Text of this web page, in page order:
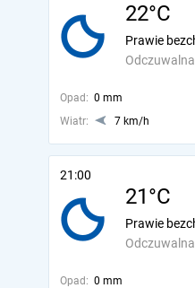
22°C
Odczuwalna
Prawie
Opad: 0 mm
Wiatr:
7 km/h
21:00
21°C
Odczuwalna
Prawie
Opad: 0 mm